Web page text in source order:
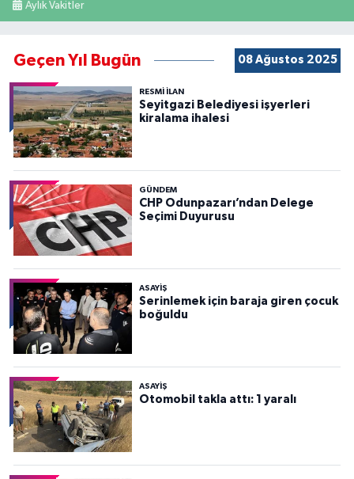
Aylık Vakitler
Geçen Yıl Bugün 08 Ağustos 2025
RESMİ İLAN
Seyitgazi Belediyesi işyerleri
kiralama ihalesi
GÜNDEM
CHP Odunpazarı’ndan Delege
Seçimi Duyurusu
ASAYİŞ
Serinlemek için baraja giren çocuk
boğuldu
ASAYİŞ
Otomobil takla attı: 1 yaralı